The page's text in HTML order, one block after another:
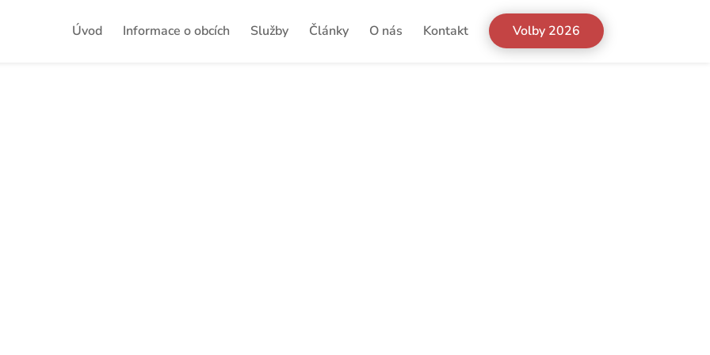
Úvod Informace o obcích Služby Články O nás Kontakt Volby 2026